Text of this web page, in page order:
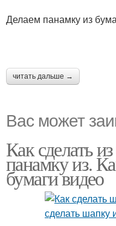
Делаем панамку из
читать дальше →
Вас может
Как сделать
панамку из.
бумаги видео